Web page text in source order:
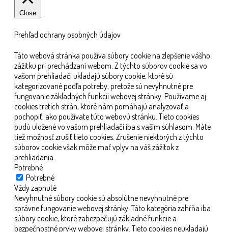
Close
Prehľad ochrany osobných údajov
Táto webová stránka používa súbory cookie na zlepšenie vášho
zážitku pri prechádzaní webom. Z týchto súborov cookie sa vo
vašom prehliadači ukladajú súbory cookie, ktoré sú
kategorizované podľa potreby, pretože sú nevyhnutné pre
fungovanie základných funkcií webovej stránky. Používame aj
cookies tretích strán, ktoré nám pomáhajú analyzovať a
pochopiť, ako používate túto webovú stránku. Tieto cookies
budú uložené vo vašom prehliadači iba s vaším súhlasom. Máte
tiež možnosť zrušiť tieto cookies. Zrušenie niektorých z týchto
súborov cookie však môže mať vplyv na váš zážitok z
prehliadania.
Potrebné
Potrebné
Vždy zapnuté
Nevyhnutné súbory cookie sú absolútne nevyhnutné pre
správne fungovanie webovej stránky. Táto kategória zahŕňa iba
súbory cookie, ktoré zabezpečujú základné funkcie a
bezpečnostné prvky webovej stránky. Tieto cookies neukladajú